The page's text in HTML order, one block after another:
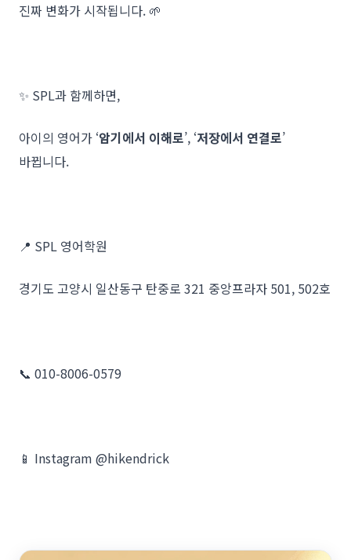
진짜 변화가 시작됩니다. 🌱
✨ SPL과 함께하면,
아이의 영어가 ‘암기에서 이해로’, ‘저장에서 연결로’
바뀝니다.
📍 SPL 영어학원
경기도 고양시 일산동구 탄중로 321 중앙프라자 501, 502호
📞 010-8006-0579
📱 Instagram @hikendrick